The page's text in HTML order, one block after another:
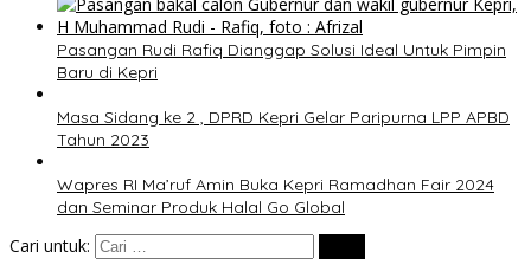
Pasangan Rudi Rafiq Dianggap Solusi Ideal Untuk Pimpin
Baru di Kepri
Masa Sidang ke 2 , DPRD Kepri Gelar Paripurna LPP APBD
Tahun 2023
Wapres RI Ma’ruf Amin Buka Kepri Ramadhan Fair 2024
dan Seminar Produk Halal Go Global
Cari untuk: